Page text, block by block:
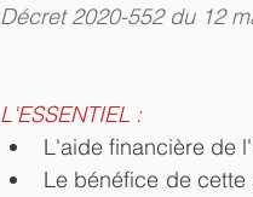
Décret 2020-552 du 12
L'ESSENTIEL :
L'aide financière de
Le bénéfice de